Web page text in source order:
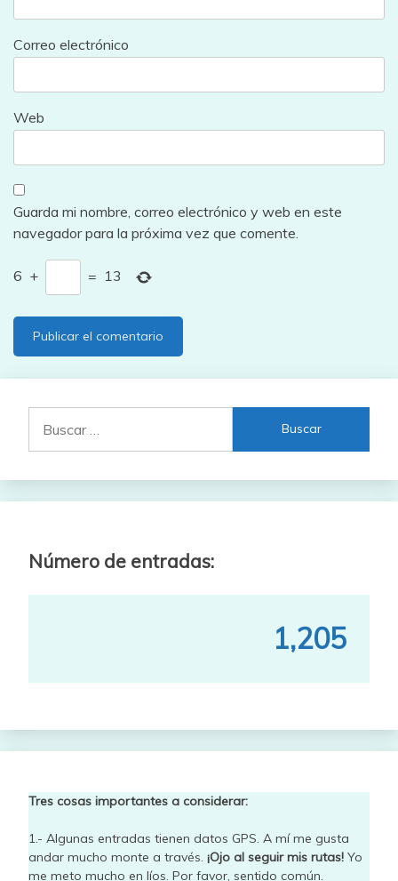
Correo electrónico
Web
Guarda mi nombre, correo electrónico y web en este
navegador para la próxima vez que comente.
6 + = 13
Número de entradas:
1,205
Tres cosas importantes a considerar:
1.- Algunas entradas tienen datos GPS. A mí me gusta
andar mucho monte a través. ¡Ojo al seguir mis rutas! Yo
me meto mucho en líos. Por favor, sentido común.